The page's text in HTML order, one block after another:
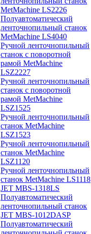
MetMachine LS2226
Полуавтоматический
ленточнопильный станок
MetMachine LS4040
Ручной ленточнопильный
станок с поворотной
рамой MetMachine
LSZ2227
Ручной ленточнопильный
станок с поворотной
рамой MetMachine
LSZ1525
Ручной ленточнопильный
станок MetMachine
LSZ1523
Ручной ленточнопильный
станок MetMachine
LSZ1120
Ручной ленточнопильный
станок MetMachine LS1118
JET MBS-1318LS
Полуавтоматический
ленточнопильный станок
JET MBS-1012DASP
Полуавтоматический